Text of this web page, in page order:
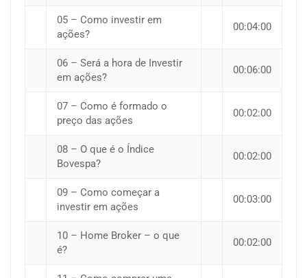
05 – Como investir em
ações?
00:04:00
06 – Será a hora de Investir
em ações?
00:06:00
07 – Como é formado o
preço das ações
00:02:00
08 – O que é o Índice
Bovespa?
00:02:00
09 – Como começar a
investir em ações
00:03:00
10 – Home Broker – o que
é?
00:02:00